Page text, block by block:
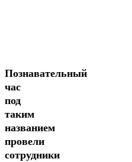
Познавательный
час
под
таким
названием
провели
сотрудники